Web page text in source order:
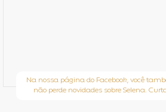
Na nossa página do Facebook, você
não perde novidades sobre Selena.